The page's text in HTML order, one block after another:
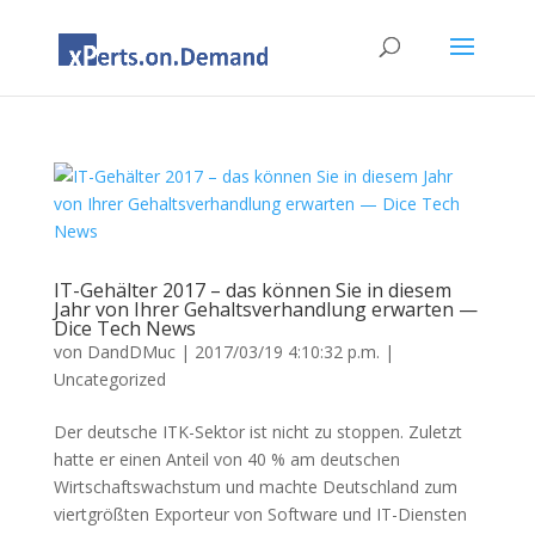
IT-Gehälter 2017 – das können Sie in diesem
Jahr von Ihrer Gehaltsverhandlung erwarten —
Dice Tech News
von DandDMuc| 2017/03/19 4:10:32 p.m. |
Uncategorized
Der deutsche ITK-Sektor ist nicht zu stoppen. Zuletzt
hatte er einen Anteil von 40 % am deutschen
Wirtschaftswachstum und machte Deutschland zum
viertgrößten Exporteur von Software und IT-Diensten